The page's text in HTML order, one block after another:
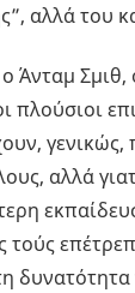
αλλά του
Άνταμ Σμιθ,
πλούσιοι
αλλά
τούς